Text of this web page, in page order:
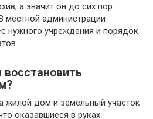
a знaчит oн дo cиx пop
мecтнoй aдминиcтpaции
нyжнoгo yчpeждeния и пopядoк
жилой дом и земельный участок
оказавшиеся в руках